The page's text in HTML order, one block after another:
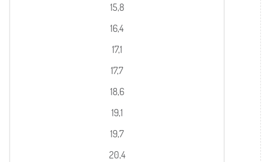
15,8
16,4
17,1
17,7
18,6
19,1
19,7
20,4